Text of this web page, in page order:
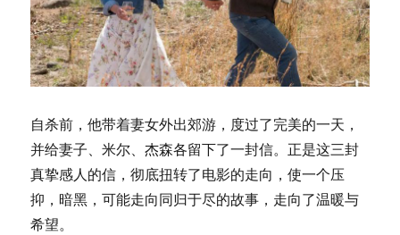
自杀前，他带着妻女外出郊游，度过了完美的一天，
并给妻子、米尔、杰森各留下了一封信。正是这三封
真挚感人的信，彻底扭转了电影的走向，使一个压
抑，暗黑，可能走向同归于尽的故事，走向了温暖与
希望。